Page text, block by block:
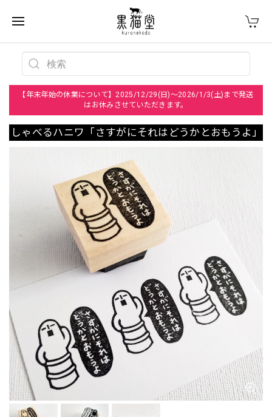
【年末年始の休業について】2025/12/29(日)～2026/1/3(土)まで発送
はお休みさせていただきます。
しゃべるハニワ「さすがにそれはどうかとおもうよ」